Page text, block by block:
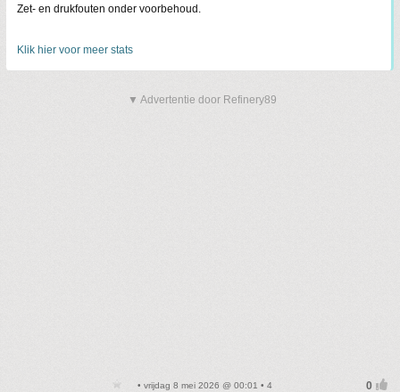
Zet- en drukfouten onder voorbehoud.
Klik hier voor meer stats
▼ Advertentie door Refinery89
• vrijdag 8 mei 2026 @ 00:01 • 4